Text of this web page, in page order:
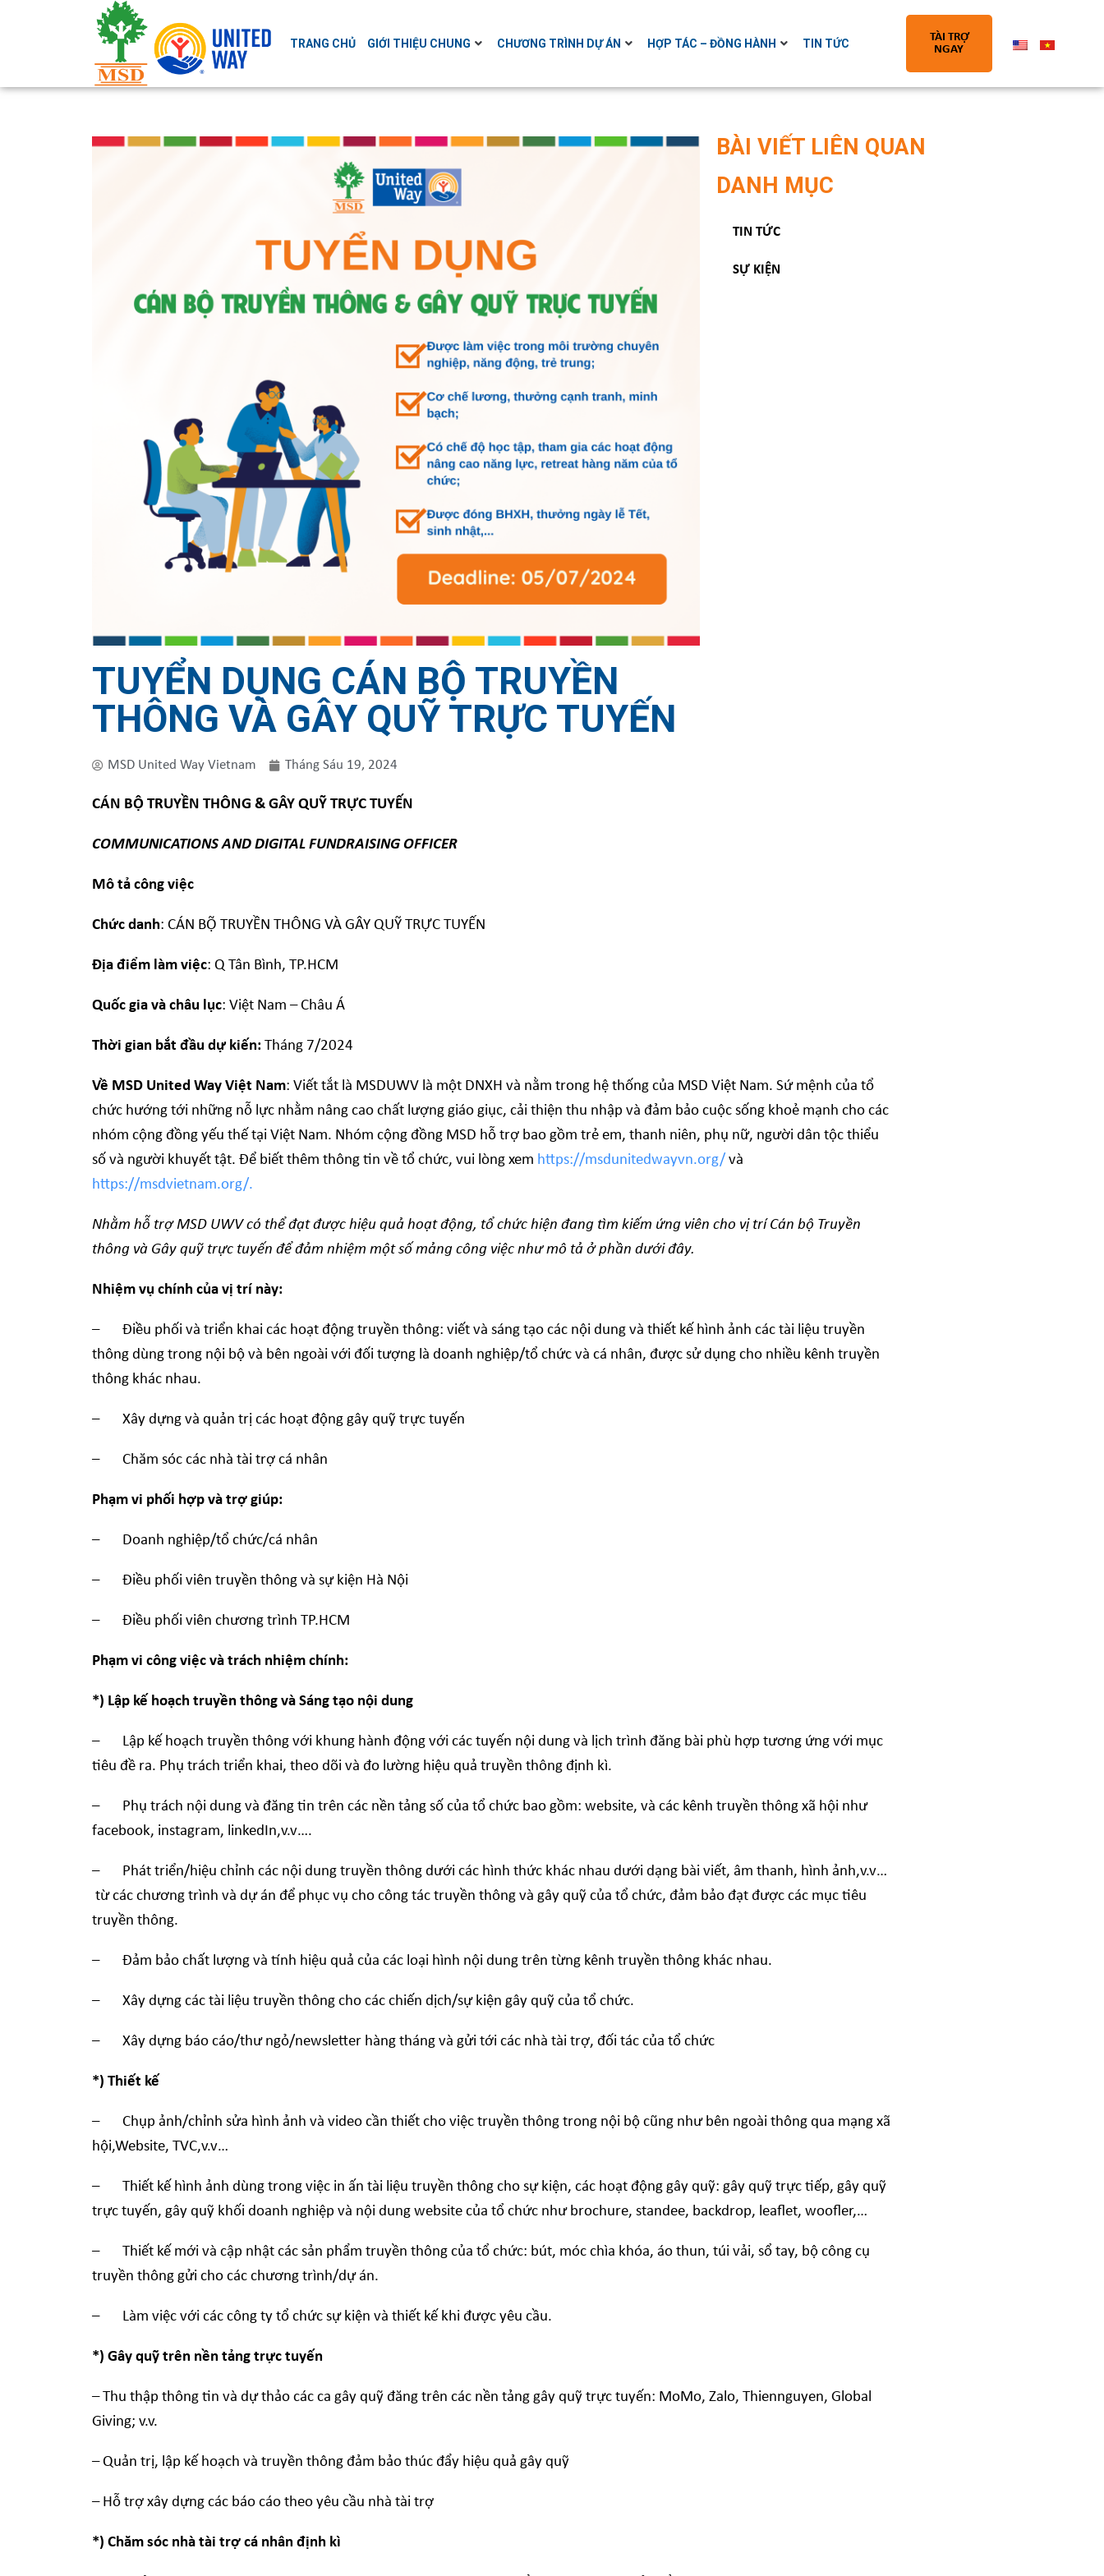
TRANG CHỦ GIỚI THIỆU CHUNG CHƯƠNG TRÌNH DỰ ÁN HỢP TÁC – ĐỒNG HÀNH TIN TỨC
TÀI TRỢ
NGAY
TUYỂN DỤNG CÁN BỘ TRUYỀN
THÔNG VÀ GÂY QUỸ TRỰC TUYẾN
MSD United Way Vietnam Tháng Sáu 19, 2024
CÁN BỘ TRUYỀN THÔNG & GÂY QUỸ TRỰC TUYẾN
COMMUNICATIONS AND DIGITAL FUNDRAISING OFFICER
Mô tả công việc
Chức danh: CÁN BỘ TRUYỀN THÔNG VÀ GÂY QUỸ TRỰC TUYẾN
Địa điểm làm việc: Q Tân Bình, TP.HCM
Quốc gia và châu lục: Việt Nam – Châu Á
Thời gian bắt đầu dự kiến: Tháng 7/2024
Về MSD United Way Việt Nam: Viết tắt là MSDUWV là một DNXH và nằm trong hệ thống của MSD Việt Nam. Sứ mệnh của tổ
chức hướng tới những nỗ lực nhằm nâng cao chất lượng giáo giục, cải thiện thu nhập và đảm bảo cuộc sống khoẻ mạnh cho các
nhóm cộng đồng yếu thế tại Việt Nam. Nhóm cộng đồng MSD hỗ trợ bao gồm trẻ em, thanh niên, phụ nữ, người dân tộc thiểu
số và người khuyết tật. Để biết thêm thông tin về tổ chức, vui lòng xem https://msdunitedwayvn.org/ và
https://msdvietnam.org/.
Nhằm hỗ trợ MSD UWV có thể đạt được hiệu quả hoạt động, tổ chức hiện đang tìm kiếm ứng viên cho vị trí Cán bộ Truyền
thông và Gây quỹ trực tuyến để đảm nhiệm một số mảng công việc như mô tả ở phần dưới đây.
Nhiệm vụ chính của vị trí này:
– Điều phối và triển khai các hoạt động truyền thông: viết và sáng tạo các nội dung và thiết kế hình ảnh các tài liệu truyền
thông dùng trong nội bộ và bên ngoài với đối tượng là doanh nghiệp/tổ chức và cá nhân, được sử dụng cho nhiều kênh truyền
thông khác nhau.
– Xây dựng và quản trị các hoạt động gây quỹ trực tuyến
– Chăm sóc các nhà tài trợ cá nhân
Phạm vi phối hợp và trợ giúp:
– Doanh nghiệp/tổ chức/cá nhân
– Điều phối viên truyền thông và sự kiện Hà Nội
– Điều phối viên chương trình TP.HCM
Phạm vi công việc và trách nhiệm chính:
*) Lập kế hoạch truyền thông và Sáng tạo nội dung
– Lập kế hoạch truyền thông với khung hành động với các tuyến nội dung và lịch trình đăng bài phù hợp tương ứng với mục
tiêu đề ra. Phụ trách triển khai, theo dõi và đo lường hiệu quả truyền thông định kì.
– Phụ trách nội dung và đăng tin trên các nền tảng số của tổ chức bao gồm: website, và các kênh truyền thông xã hội như
facebook, instagram, linkedIn,v.v….
– Phát triển/hiệu chỉnh các nội dung truyền thông dưới các hình thức khác nhau dưới dạng bài viết, âm thanh, hình ảnh,v.v…
từ các chương trình và dự án để phục vụ cho công tác truyền thông và gây quỹ của tổ chức, đảm bảo đạt được các mục tiêu
truyền thông.
– Đảm bảo chất lượng và tính hiệu quả của các loại hình nội dung trên từng kênh truyền thông khác nhau.
– Xây dựng các tài liệu truyền thông cho các chiến dịch/sự kiện gây quỹ của tổ chức.
– Xây dựng báo cáo/thư ngỏ/newsletter hàng tháng và gửi tới các nhà tài trợ, đối tác của tổ chức
*) Thiết kế
– Chụp ảnh/chỉnh sửa hình ảnh và video cần thiết cho việc truyền thông trong nội bộ cũng như bên ngoài thông qua mạng xã
hội,Website, TVC,v.v…
– Thiết kế hình ảnh dùng trong việc in ấn tài liệu truyền thông cho sự kiện, các hoạt động gây quỹ: gây quỹ trực tiếp, gây quỹ
trực tuyến, gây quỹ khối doanh nghiệp và nội dung website của tổ chức như brochure, standee, backdrop, leaflet, woofler,…
– Thiết kế mới và cập nhật các sản phẩm truyền thông của tổ chức: bút, móc chìa khóa, áo thun, túi vải, sổ tay, bộ công cụ
truyền thông gửi cho các chương trình/dự án.
– Làm việc với các công ty tổ chức sự kiện và thiết kế khi được yêu cầu.
*) Gây quỹ trên nền tảng trực tuyến
– Thu thập thông tin và dự thảo các ca gây quỹ đăng trên các nền tảng gây quỹ trực tuyến: MoMo, Zalo, Thiennguyen, Global
Giving; v.v.
– Quản trị, lập kế hoạch và truyền thông đảm bảo thúc đẩy hiệu quả gây quỹ
– Hỗ trợ xây dựng các báo cáo theo yêu cầu nhà tài trợ
*) Chăm sóc nhà tài trợ cá nhân định kì
BÀI VIẾT LIÊN QUAN
DANH MỤC
TIN TỨC
SỰ KIỆN